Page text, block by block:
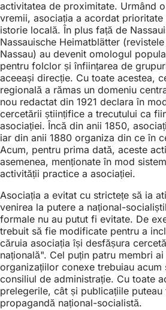
activitatea de proximitate. Urmând
vremii, asociația a acordat
istorie locală. În plus față de
Nassauische Heimatblätter
Nassau) au devenit omologul
pentru folclor și înființarea de
aceeași direcție. Cu toate acestea,
regională a rămas un domeniu
nou redactat din 1921 declara în
cercetării științifice a trecutului ca
asociației. Încă din anii 1850,
iar din anii 1880 organiza din ce în
Acum, pentru prima dată, aceste
asemenea, menționate în mod
activității practice a asociației.
Asociația a evitat cu strictețe să ia
venirea la putere a național-
formale nu au putut fi evitate. De
trebuit să fie modificate pentru a
căruia asociația își desfășura
națională". Cel puțin patru membri ai
organizațiilor conexe trebuiau acum
consiliul de administrație. Cu toate
prelegerile, cât și publicațiile
propagandă național-socialistă.